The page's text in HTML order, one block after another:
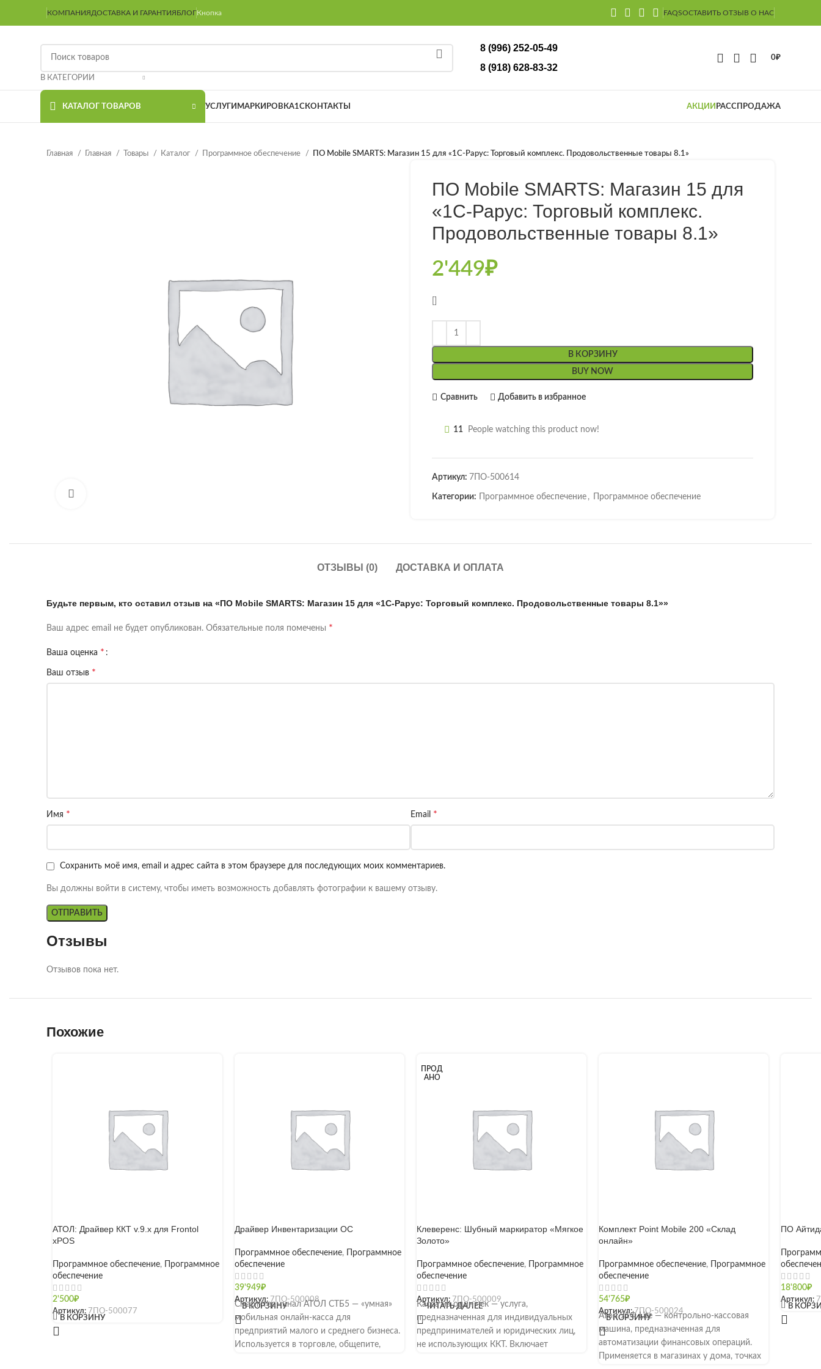
КОМПАНИЯДОСТАВКА И ГАРАНТИЯБЛОГКнопка FAQSОСТАВИТЬ ОТЗЫВ О НАС
В КАТЕГОРИИ
8 (996) 252-05-49
8 (918) 628-83-32
0₽
КАТАЛОГ ТОВАРОВ УСЛУГИ МАРКИРОВКА1СКОНТАКТЫ АКЦИИ РАССПРОДАЖА
Главная Главная Товары Каталог Программное обеспечение ПО Mobile SMARTS: Магазин 15 для «1С-Рарус: Торговый комплекс. Продовольственные товары 8.1»
ПО Mobile SMARTS: Магазин 15 для
«1С-Рарус: Торговый комплекс.
Продовольственные товары 8.1»
2'449₽
В КОРЗИНУ
BUY NOW
Сравнить Добавить в избранное
11 People watching this product now!
Артикул: 7ПО-500614
Категории: Программное обеспечение , Программное обеспечение
ОТЗЫВЫ (0) ДОСТАВКА И ОПЛАТА
Отзывы
Отзывов пока нет.
Будьте первым, кто оставил отзыв на «ПО Mobile SMARTS: Магазин 15 для «1С-Рарус: Торговый комплекс. Продовольственные товары 8.1»»
Ваш адрес email не будет опубликован. Обязательные поля помечены *
Ваша оценка *
Ваш отзыв *
Имя * Email *
Сохранить моё имя, email и адрес сайта в этом браузере для последующих моих комментариев.
Вы должны войти в систему, чтобы иметь возможность добавлять фотографии к вашему отзыву.
Похожие
АТОЛ: Драйвер ККТ v.9.x для Frontol
xPOS
Программное обеспечение,
Программное
обеспечение
2'500₽
В КОРЗИНУ
Артикул: 7ПО-500077
[]
Драйвер Инвентаризации ОС
Программное обеспечение,
Программное
обеспечение
39'949₽
В КОРЗИНУ
Артикул: 7ПО-500008
Смарт-терминал АТОЛ СТБ5 — «умная»
мобильная онлайн-касса для
предприятий малого и среднего бизнеса.
Используется в торговле, общепите,
ПРОД
АНО
Клеверенс: Шубный маркиратор «Мягкое
Золото»
Программное обеспечение,
Программное
обеспечение
ЧИТАТЬ ДАЛЕЕ
Артикул: 7ПО-500009
Касса на один чек — услуга,
предназначенная для индивидуальных
предпринимателей и юридических лиц,
не использующих ККТ. Включает
Комплект Point Mobile 200 «Склад
онлайн»
Программное обеспечение,
Программное
обеспечение
54'765₽
В КОРЗИНУ
Артикул:7ПО-500024
Атол 91Ф Lite — контрольно-кассовая
машина, предназначенная для
автоматизации финансовых операций.
Применяется в магазинах у дома, точках
ПО
18'800₽
В
Артикул:
[]